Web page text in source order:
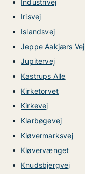
Industrivej
Irisvej
Islandsvej
Jeppe Aakjærs Vej
Jupitervej
Kastrups Alle
Kirketorvet
Kirkevej
Klarbøgevej
Kløvermarksvej
Kløvervænget
Knudsbjergvej